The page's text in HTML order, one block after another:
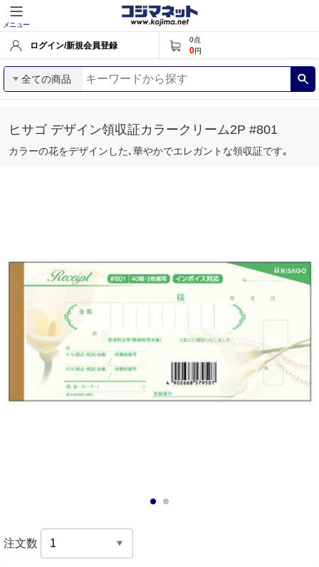
メニュー
ログイン/新規会員登録
0点
0円
全ての商品
ヒサゴ デザイン領収証カラークリーム2P #801
カラーの花をデザインした､華やかでエレガントな領収証です｡
注文数